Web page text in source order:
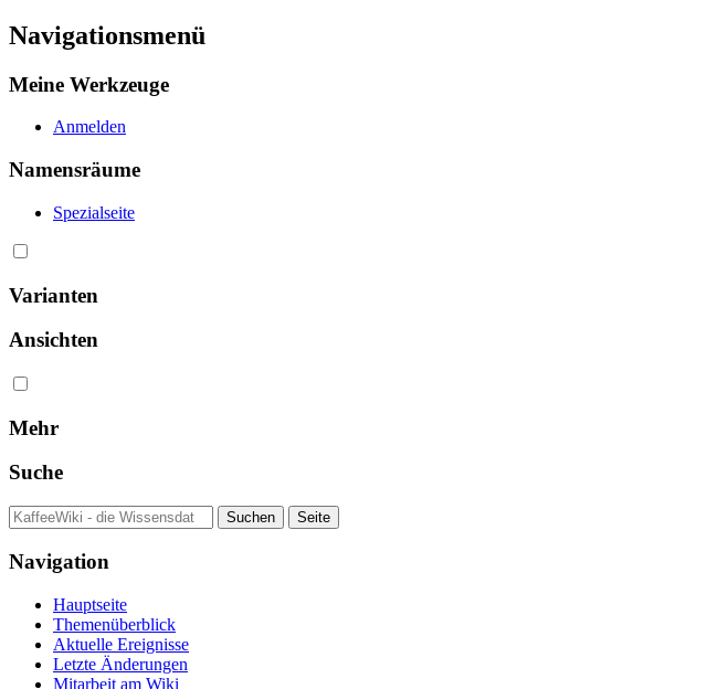
Navigationsmenü
Meine Werkzeuge
Anmelden
Namensräume
Spezialseite
Varianten
Ansichten
Mehr
Suche
Navigation
Hauptseite
Themenüberblick
Aktuelle Ereignisse
Letzte Änderungen
Mitarbeit am Wiki